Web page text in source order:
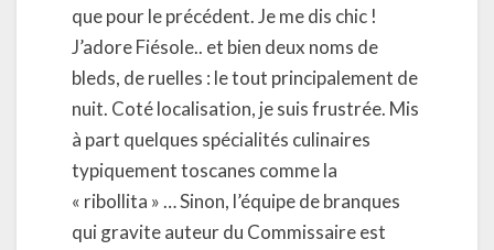
que pour le précédent. Je me dis chic !
J’adore Fiésole.. et bien deux noms de
bleds, de ruelles : le tout principalement de
nuit. Coté localisation, je suis frustrée. Mis
à part quelques spécialités culinaires
typiquement toscanes comme la
« ribollita » … Sinon, l’équipe de branques
qui gravite auteur du Commissaire est